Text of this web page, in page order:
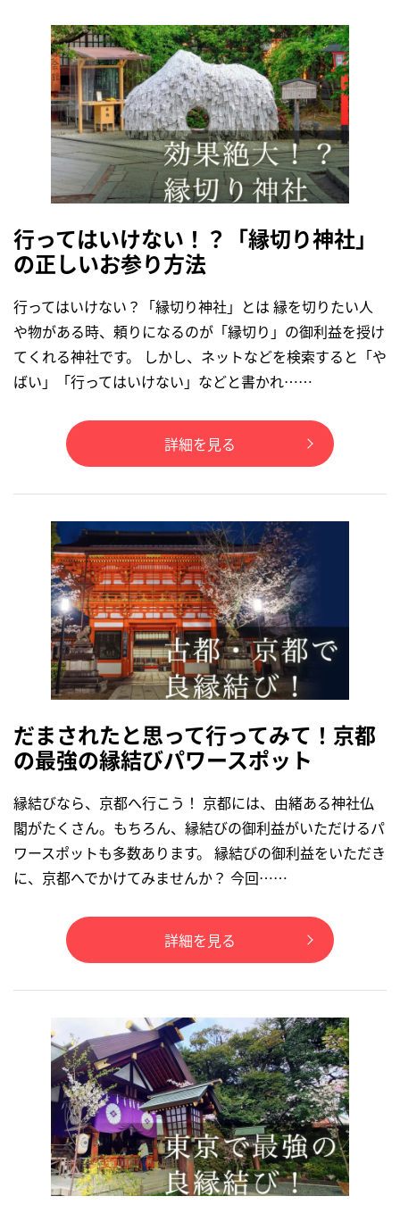
行ってはいけない！？「縁切り神社」
の正しいお参り方法
行ってはいけない？「縁切り神社」とは 縁を切りたい人
や物がある時、頼りになるのが「縁切り」の御利益を授け
てくれる神社です。 しかし、ネットなどを検索すると「や
ばい」「行ってはいけない」などと書かれ……
詳細を見る
だまされたと思って行ってみて！京都
の最強の縁結びパワースポット
縁結びなら、京都へ行こう！ 京都には、由緒ある神社仏
閣がたくさん。もちろん、縁結びの御利益がいただけるパ
ワースポットも多数あります。 縁結びの御利益をいただき
に、京都へでかけてみませんか？ 今回……
詳細を見る